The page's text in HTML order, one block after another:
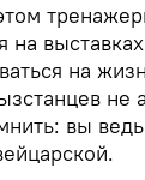
на
на
не
вы